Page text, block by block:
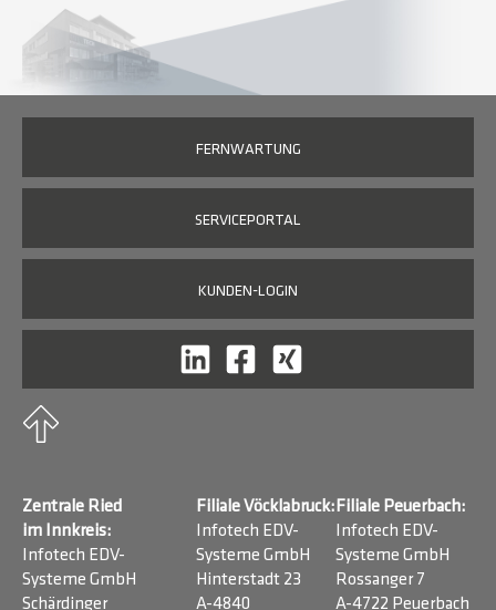
FERNWARTUNG
SERVICEPORTAL
KUNDEN-LOGIN
Zentrale Ried
im Innkreis:
Infotech EDV-
Systeme GmbH
Schärdinger
Filiale Vöcklabruck:
Infotech EDV-
Systeme GmbH
Hinterstadt 23
A-4840
Filiale Peuerbach:
Infotech EDV-
Systeme GmbH
Rossanger 7
A-4722 Peuerbach